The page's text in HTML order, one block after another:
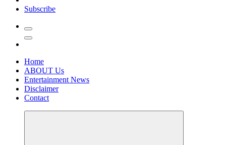
Subscribe
Home
ABOUT Us
Entertainment News
Disclaimer
Contact